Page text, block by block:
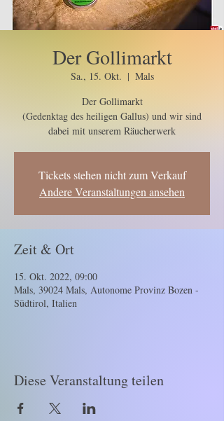
Der Gollimarkt
Sa., 15. Okt.
  |
Mals
Der Gollimarkt
(Gedenktag des heiligen Gallus) und wir sind
dabei mit unserem Räucherwerk
Tickets stehen nicht zum Verkauf
Andere Veranstaltungen ansehen
Zeit & Ort
15. Okt. 2022, 09:00
Mals, 39024 Mals, Autonome Provinz Bozen -
Südtirol, Italien
Diese Veranstaltung teilen